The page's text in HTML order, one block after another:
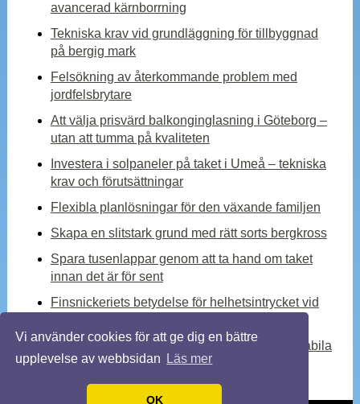
Vi använder cookies för att ge dig en bättre
upplevelse av webbsidan
Läs mer
OK
avancerad kärnborrning
Tekniska krav vid grundläggning för tillbyggnad
på bergig mark
Felsökning av återkommande problem med
jordfelsbrytare
Att välja prisvärd balkonginglasning i Göteborg –
utan att tumma på kvaliteten
Investera i solpaneler på taket i Umeå – tekniska
krav och förutsättningar
Flexibla planlösningar för den växande familjen
Skapa en slitstark grund med rätt sorts bergkross
Spara tusenlappar genom att ta hand om taket
innan det är för sent
Finsnickeriets betydelse för helhetsintrycket vid
Kylmedelskylare – en viktig komponent för stabila
industriella processer